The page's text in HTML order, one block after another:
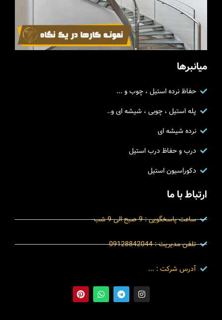
میانبرها
حفاظ نرده استیل ، چوب و ...
پله استیل ، چوبی ، شیشه ای و..
نرده شیشه ای
درب و حفاظ درب استیل
دکوراسیون استیل
ارتباط با ما
ساعت پاسخگویی : 9 صبح الی 9 شب
تلفن مدیریت : 09128842044
آدرس شرکت : ...